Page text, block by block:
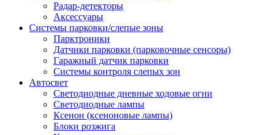
Радар-детекторы
Аксессуары
Системы парковки/слепые зоны
Парктроники
Датчики парковки (парковочные сенсоры)
Гаражный датчик парковки
Системы контроля слепых зон
Автосвет
Светодиодные дневные ходовые огни
Светодиодные лампы
Ксенон (ксеноновые лампы)
Блоки розжига